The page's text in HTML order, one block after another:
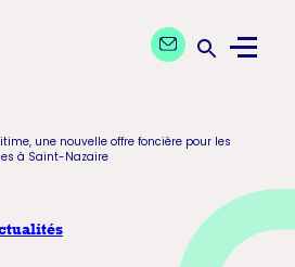
Menu
Contactez nos
une nouvelle offre foncière pour les
à Saint-Nazaire